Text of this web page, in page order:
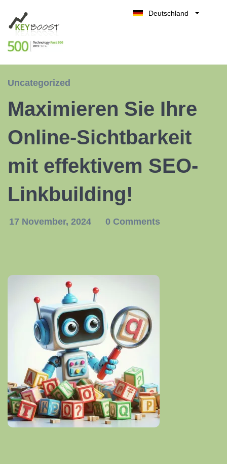
Deutschland
España
Uncategorized
Maximieren Sie Ihre
Online-Sichtbarkeit
mit effektivem SEO-
Linkbuilding!
17 November, 2024 0 Comments